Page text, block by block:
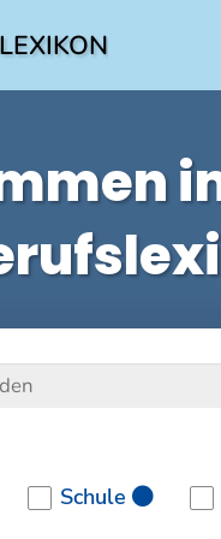
Schule